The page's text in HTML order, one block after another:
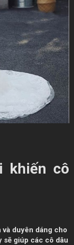
khiến cô
duyên dáng cho
sẽ giúp các cô dâu